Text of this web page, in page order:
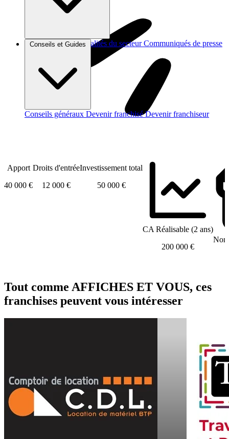
Brèves et actus Actualités du secteur Communiqués de presse
Conseils et Guides
Conseils généraux Devenir franchisé Devenir franchiseur
Apport
40 000 €
Droits d'entrée
12 000 €
Investissement total
50 000 €
CA Réalisable (2 ans)
200 000 €
Tout comme AFFICHES ET VOUS, ces
franchises peuvent vous intéresser